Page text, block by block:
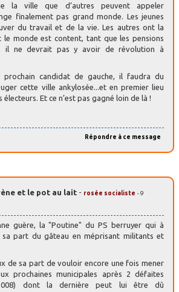
la ville que d’autres peuvent appeler
finalement pas grand monde. Les jeunes
du travail et de la vie. Les autres ont la
le monde est content, tant que les pensions
il ne devrait pas y avoir de révolution à
candidat de gauche, il faudra du
cette ville ankylosée...et en premier lieu
Et ce n’est pas gagné loin de là !
Répondre à ce message
et le pot au lait - rosée socialiste - 9
guère, la "Poutine" du PS berruyer qui à
sa part du gâteau en méprisant militants et
de sa part de vouloir encore une fois mener
prochaines municipales après 2 défaites
dont la dernière peut lui être dû